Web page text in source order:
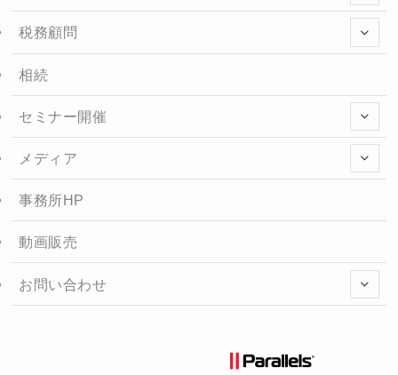
税務顧問
相続
セミナー開催
メディア
事務所HP
動画販売
お問い合わせ